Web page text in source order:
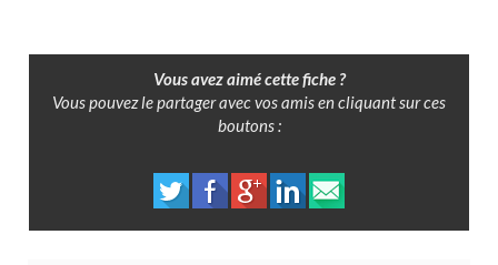
Vous avez aimé cette fiche ?
Vous pouvez le partager avec vos amis en cliquant sur ces
boutons :